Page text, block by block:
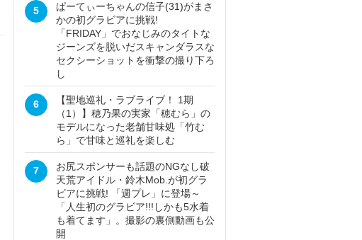
5
ぱーてぃーちゃんの信子(31)がまさ
かの初グラビアに挑戦!
「FRIDAY」でおなじみのタイトな
ジーンズを脱いだスキャンダラスな
セクシーショットを衝撃の撮り下ろ
し
6
【聖地巡礼・ラブライブ！ 1期
（1）】穂乃果の実家「穂むら」の
モデルになった老舗甘味処「竹む
ら」で甘味と巡礼を楽しむ
7
お尻スポンサーも話題のNGなし破
天荒アイドル・鈴木Mob.が初グラ
ビアに挑戦! 「週プレ」に登場～
「人生初のグラビア!!!しかも5水着
も着てます」。撮影の裏側動画も公
開